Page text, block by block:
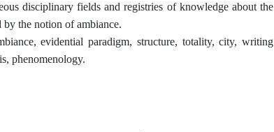
disciplinary fields and registries of knowledge about the
by the notion of ambiance.
evidential paradigm, structure, totality, city, writing
phenomenology.